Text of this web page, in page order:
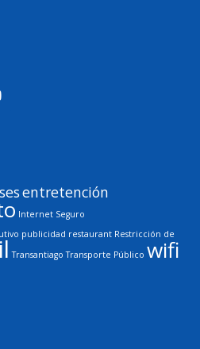
entretención
Internet Seguro
publicidad restaurant Restricción de
Transantiago Transporte Público wifi